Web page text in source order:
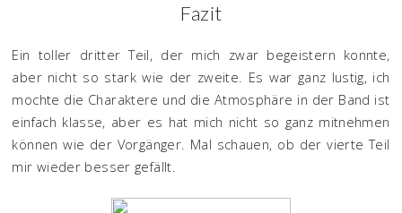
Fazit
Ein toller dritter Teil, der mich zwar begeistern konnte,
aber nicht so stark wie der zweite. Es war ganz lustig, ich
mochte die Charaktere und die Atmosphäre in der Band ist
einfach klasse, aber es hat mich nicht so ganz mitnehmen
können wie der Vorgänger. Mal schauen, ob der vierte Teil
mir wieder besser gefällt.